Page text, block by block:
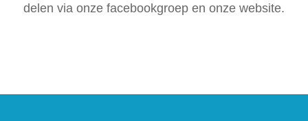
delen via onze facebookgroep en onze website.